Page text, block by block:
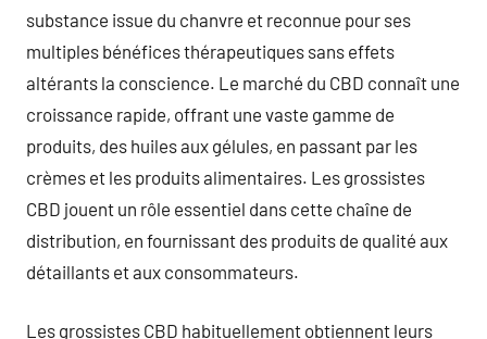
substance issue du chanvre et reconnue pour ses
multiples bénéfices thérapeutiques sans effets
altérants la conscience. Le marché du CBD connaît une
croissance rapide, offrant une vaste gamme de
produits, des huiles aux gélules, en passant par les
crèmes et les produits alimentaires. Les grossistes
CBD jouent un rôle essentiel dans cette chaîne de
distribution, en fournissant des produits de qualité aux
détaillants et aux consommateurs.
Les grossistes CBD habituellement obtiennent leurs